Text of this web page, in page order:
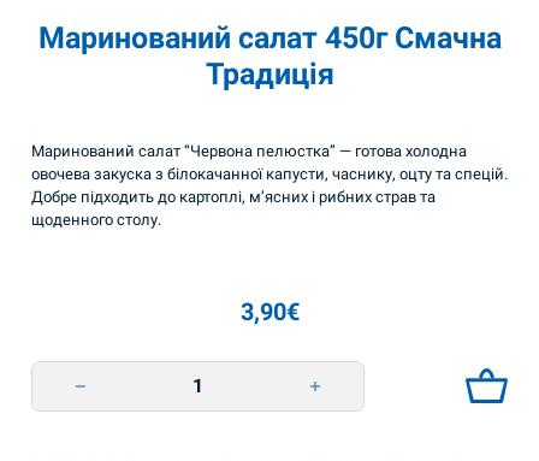
Маринований салат 450г Смачна
Традиція
Маринований салат “Червона пелюстка” — готова холодна
овочева закуска з білокачанної капусти, часнику, оцту та спецій.
Добре підходить до картоплі, м’ясних і рибних страв та
щоденного столу.
3,90€
Маринований салат 450г Смачна Традиція quantity